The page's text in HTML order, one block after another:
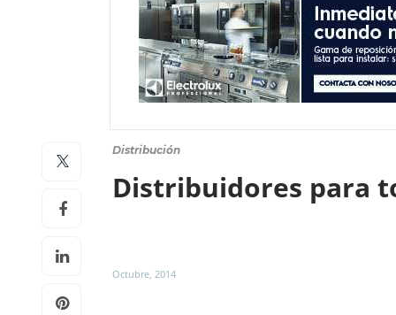
Distribución
Distribuidores para
Octubre, 2014